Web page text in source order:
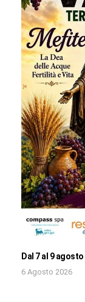
Dal 7 al 9
6 Agosto 2026